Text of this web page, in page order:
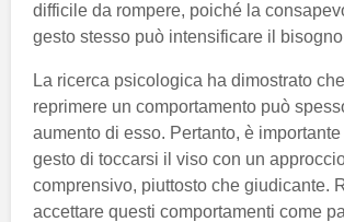
difficile da rompere, poiché la
gesto stesso può intensificare il
La ricerca psicologica ha dimostrato
reprimere un comportamento può
aumento di esso. Pertanto, è importante
gesto di toccarsi il viso con un
comprensivo, piuttosto che giudicante.
accettare questi comportamenti come